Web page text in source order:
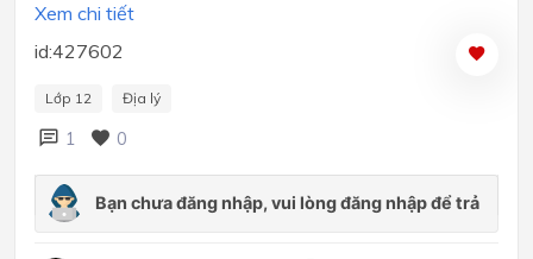
Xem chi tiết
id:427602
Lớp 12 Địa lý
1 0